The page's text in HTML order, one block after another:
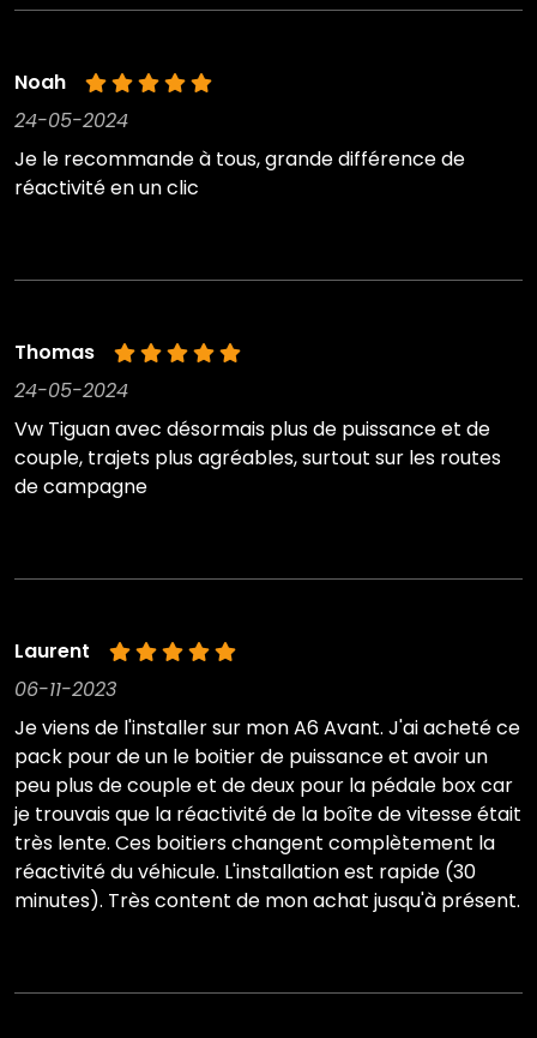
Noah
24-05-2024
Je le recommande à tous, grande différence de
réactivité en un clic
Thomas
24-05-2024
Vw Tiguan avec désormais plus de puissance et de
couple, trajets plus agréables, surtout sur les routes
de campagne
Laurent
06-11-2023
Je viens de l'installer sur mon A6 Avant. J'ai acheté ce
pack pour de un le boitier de puissance et avoir un
peu plus de couple et de deux pour la pédale box car
je trouvais que la réactivité de la boîte de vitesse était
très lente. Ces boitiers changent complètement la
réactivité du véhicule. L'installation est rapide (30
minutes). Très content de mon achat jusqu'à présent.